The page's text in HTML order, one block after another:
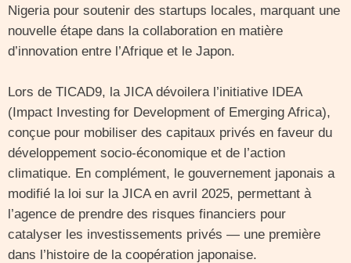
Nigeria pour soutenir des startups locales, marquant une
nouvelle étape dans la collaboration en matière
d’innovation entre l’Afrique et le Japon.
Lors de TICAD9, la JICA dévoilera l’initiative IDEA
(Impact Investing for Development of Emerging Africa),
conçue pour mobiliser des capitaux privés en faveur du
développement socio-économique et de l’action
climatique. En complément, le gouvernement japonais a
modifié la loi sur la JICA en avril 2025, permettant à
l’agence de prendre des risques financiers pour
catalyser les investissements privés — une première
dans l’histoire de la coopération japonaise.